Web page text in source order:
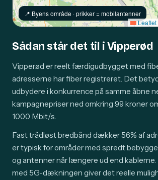
📍️ Byens område · prikker = mobilantenner
Leaflet
Sådan står det til i Vipperød
Vipperød er reelt færdigudbygget med
adresserne har fiber registreret. Det
udbydere i konkurrence på samme åbne
kampagnepriser ned omkring 99 kroner
1000 Mbit/s.
Fast trådløst bredbånd dækker 56% af
er typisk for områder med spredt
og antenner når længere ud end
med 5G-dækningen giver det reelle